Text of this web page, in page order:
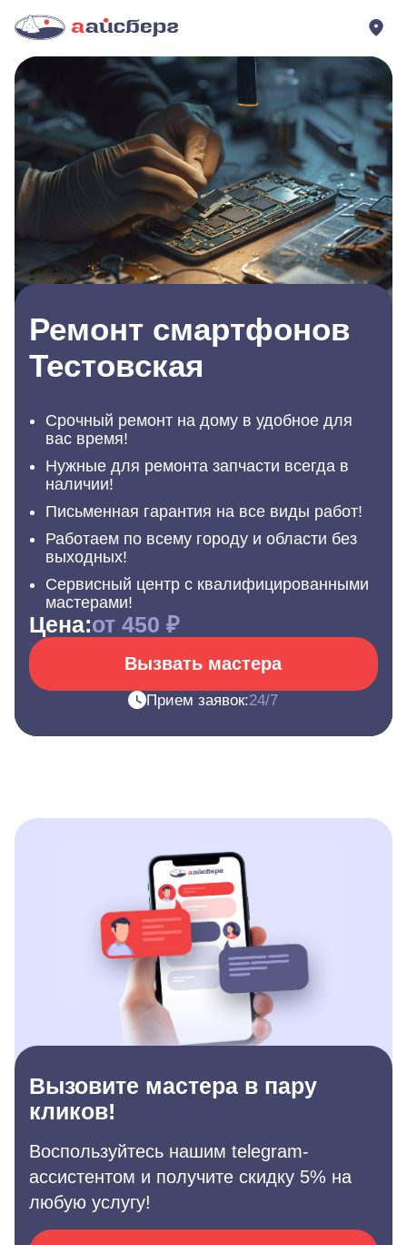
Ремонт смартфонов
Тестовская
Срочный ремонт на дому в удобное для
вас время!
Нужные для ремонта запчасти всегда в
наличии!
Письменная гарантия на все виды работ!
Работаем по всему городу и области без
выходных!
Сервисный центр с квалифицированными
мастерами!
Цена:от 450 ₽
Вызвать мастера
Прием заявок:24/7
Вызовите мастера в пару
кликов!
Воспользуйтесь нашим telegram-
ассистентом и получите скидку 5% на
любую услугу!